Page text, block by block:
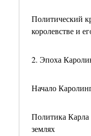
Политический
королевстве и
2. Эпоха
Начало
Политика Карла
землях